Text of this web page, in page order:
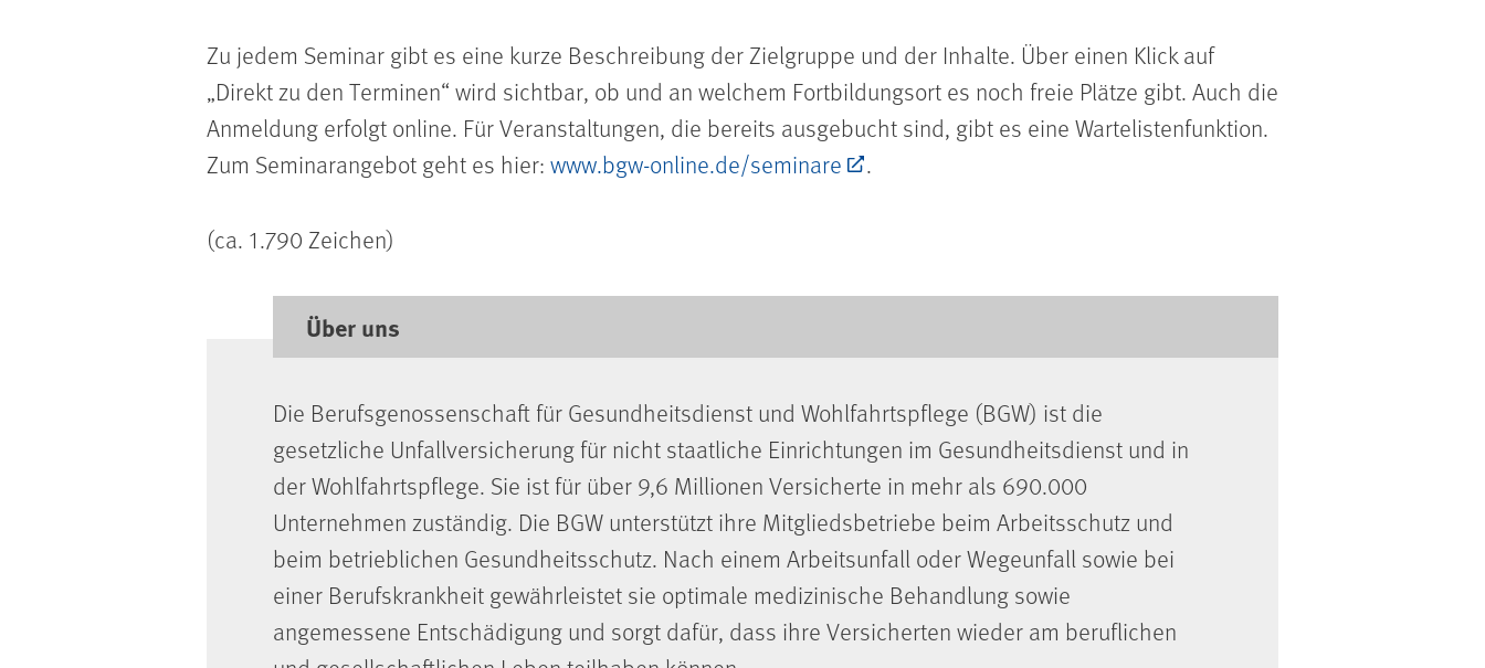
Zu jedem Seminar gibt es eine kurze Beschreibung der Zielgruppe und der Inhalte. Über einen Klick auf
„Direkt zu den Terminen“ wird sichtbar, ob und an welchem Fortbildungsort es noch freie Plätze gibt. Auch die
Anmeldung erfolgt online. Für Veranstaltungen, die bereits ausgebucht sind, gibt es eine Wartelistenfunktion.
Zum Seminarangebot geht es hier: www.bgw-online.de/seminare .
(ca. 1.790 Zeichen)
Über uns
Die Berufsgenossenschaft für Gesundheitsdienst und Wohlfahrtspflege (BGW) ist die
gesetzliche Unfallversicherung für nicht staatliche Einrichtungen im Gesundheitsdienst und in
der Wohlfahrtspflege. Sie ist für über 9,6 Millionen Versicherte in mehr als 690.000
Unternehmen zuständig. Die BGW unterstützt ihre Mitgliedsbetriebe beim Arbeitsschutz und
beim betrieblichen Gesundheitsschutz. Nach einem Arbeitsunfall oder Wegeunfall sowie bei
einer Berufskrankheit gewährleistet sie optimale medizinische Behandlung sowie
angemessene Entschädigung und sorgt dafür, dass ihre Versicherten wieder am beruflichen